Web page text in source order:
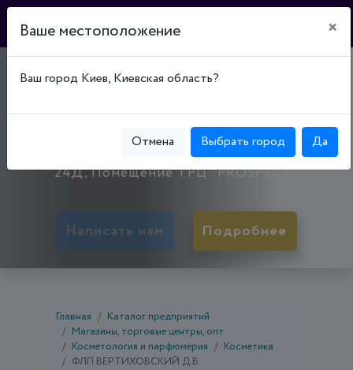
BEAUTY MARKET
"ASSORTIMENT"
50008, Днепропетровская обл., Кривой Рог,
Саксаганский р-н, пл. 200-летия Кривого Рога, д.
24Д, Помещение ТРЦ "PROSPECT"
Написать нам Подробнее
Главная
Каталог предприятий
Магазины, торговые центры, опт
Косметология и парфюмерия
Косметика
ФЛП ВЕРТИХОВСКИЙ Д.В.
Ваше местоположение ×
Ваш город Киев, Киевская область?
Отмена Выбрать город Да